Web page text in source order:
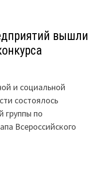
вышли
и социальной
состоялось
группы по
Всероссийского